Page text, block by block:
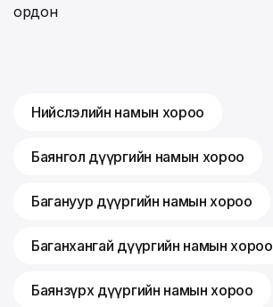
ордон
Нийслэлийн намын хороо
Баянгол дүүргийн намын хороо
Багануур дүүргийн намын хороо
Баганхангай дүүргийн намын хороо
Баянзүрх дүүргийн намын хороо